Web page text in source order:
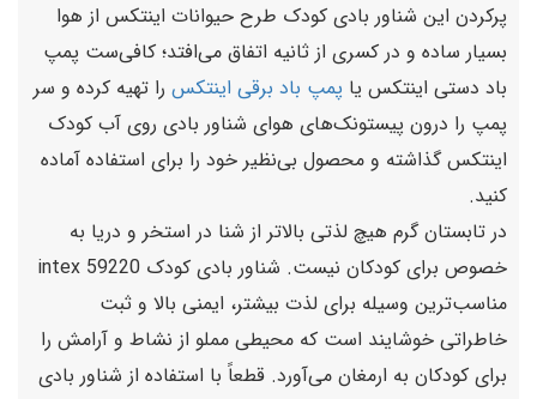
پرکردن این شناور بادی کودک طرح حیوانات اینتکس از هوا
بسیار ساده و در کسری از ثانیه اتفاق می‌افتد؛ کافی‌ست پمپ
باد دستی اینتکس یا پمپ باد برقی اینتکس را تهیه کرده و سر
پمپ را درون پیستونک‌های هوای شناور بادی روی آب کودک
اینتکس گذاشته و محصول بی‌نظیر خود را برای استفاده آماده
کنید.
در تابستان گرم هیچ لذتی بالاتر از شنا در استخر و دریا به
خصوص برای کودکان نیست.‌ شناور بادی کودک 59220 intex
مناسب‌ترین وسیله برای لذت بیشتر، ایمنی بالا و ثبت
خاطراتی خوشایند است که محیطی مملو از نشاط و آرامش را
برای کودکان به ارمغان می‌آورد. قطعاً با استفاده از شناور بادی